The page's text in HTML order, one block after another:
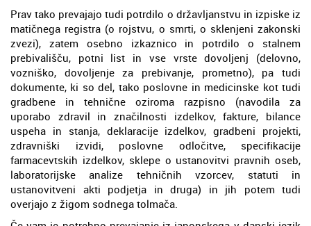
Prav tako prevajajo tudi potrdilo o državljanstvu in izpiske iz
matičnega registra (o rojstvu, o smrti, o sklenjeni zakonski
zvezi), zatem osebno izkaznico in potrdilo o stalnem
prebivališču, potni list in vse vrste dovoljenj (delovno,
vozniško, dovoljenje za prebivanje, prometno), pa tudi
dokumente, ki so del, tako poslovne in medicinske kot tudi
gradbene in tehnične oziroma razpisno (navodila za
uporabo zdravil in značilnosti izdelkov, fakture, bilance
uspeha in stanja, deklaracije izdelkov, gradbeni projekti,
zdravniški izvidi, poslovne odločitve, specifikacije
farmacevtskih izdelkov, sklepe o ustanovitvi pravnih oseb,
laboratorijske analize tehničnih vzorcev, statuti in
ustanovitveni akti podjetja in druga) in jih potem tudi
overjajo z žigom sodnega tolmača.